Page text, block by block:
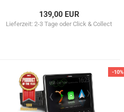
139,00 EUR
Lieferzeit: 2-3 Tage oder Click & Collect
-10%